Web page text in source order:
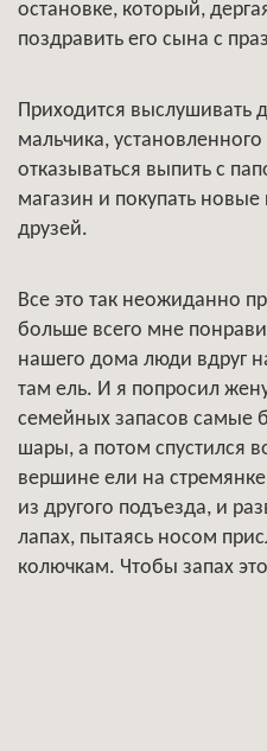
остановке, который,
поздравить его сына с
Приходится выслушивать
мальчика,
отказываться выпить с
магазин и покупать
друзей.
Все это так неожиданно
больше всего мне
нашего дома люди вдруг
там ель. И я попросил
семейных запасов самые
шары, а потом спустился
вершине ели на
из другого подъезда, и
лапах, пытаясь носом
колючкам. Чтобы запах